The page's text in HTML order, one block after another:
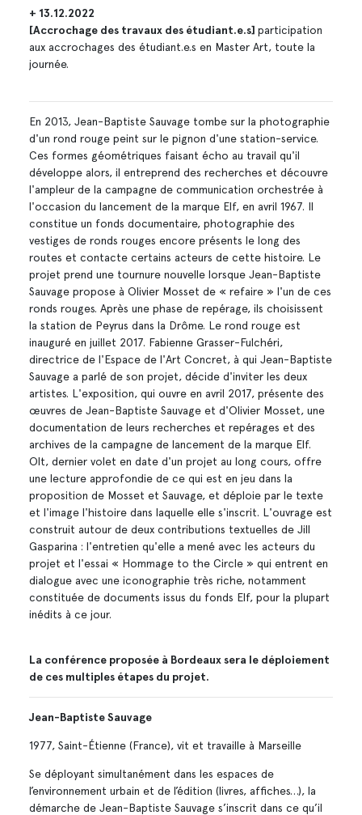
+ 13.12.2022
[Accrochage des travaux des étudiant.e.s] participation
aux accrochages des étudiant.e.s en Master Art, toute la
journée.
En 2013, Jean-Baptiste Sauvage tombe sur la photographie
d'un rond rouge peint sur le pignon d'une station-service.
Ces formes géométriques faisant écho au travail qu'il
développe alors, il entreprend des recherches et découvre
l'ampleur de la campagne de communication orchestrée à
l'occasion du lancement de la marque Elf, en avril 1967. Il
constitue un fonds documentaire, photographie des
vestiges de ronds rouges encore présents le long des
routes et contacte certains acteurs de cette histoire. Le
projet prend une tournure nouvelle lorsque Jean-Baptiste
Sauvage propose à Olivier Mosset de « refaire » l'un de ces
ronds rouges. Après une phase de repérage, ils choisissent
la station de Peyrus dans la Drôme. Le rond rouge est
inauguré en juillet 2017. Fabienne Grasser-Fulchéri,
directrice de l'Espace de l'Art Concret, à qui Jean-Baptiste
Sauvage a parlé de son projet, décide d'inviter les deux
artistes. L'exposition, qui ouvre en avril 2017, présente des
œuvres de Jean-Baptiste Sauvage et d'Olivier Mosset, une
documentation de leurs recherches et repérages et des
archives de la campagne de lancement de la marque Elf.
Olt, dernier volet en date d'un projet au long cours, offre
une lecture approfondie de ce qui est en jeu dans la
proposition de Mosset et Sauvage, et déploie par le texte
et l'image l'histoire dans laquelle elle s'inscrit. L'ouvrage est
construit autour de deux contributions textuelles de Jill
Gasparina : l'entretien qu'elle a mené avec les acteurs du
projet et l'essai « Hommage to the Circle » qui entrent en
dialogue avec une iconographie très riche, notamment
constituée de documents issus du fonds Elf, pour la plupart
inédits à ce jour.
La conférence proposée à Bordeaux sera le déploiement
de ces multiples étapes du projet.
Jean-Baptiste Sauvage
1977, Saint-Étienne (France), vit et travaille à Marseille
Se déployant simultanément dans les espaces de
l’environnement urbain et de l’édition (livres, affiches…), la
démarche de Jean-Baptiste Sauvage s’inscrit dans ce qu’il